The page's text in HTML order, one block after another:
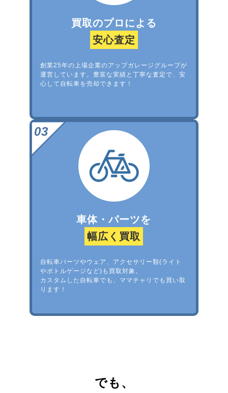
買取のプロによる
安心査定
創業25年の上場企業のアップガレージグループが
運営しています。豊富な実績と丁寧な査定で、安
心して自転車を売却できます！
車体・パーツを
幅広く買取
自転車パーツやウェア、アクセサリー類(ライト
やボトルゲージなど)も買取対象。
カスタムした自転車でも、ママチャリでも買い取
ります！
でも、